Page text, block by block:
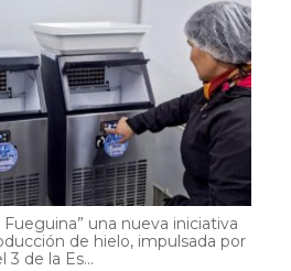
una nueva iniciativa
de hielo, impulsada por
de la Es...